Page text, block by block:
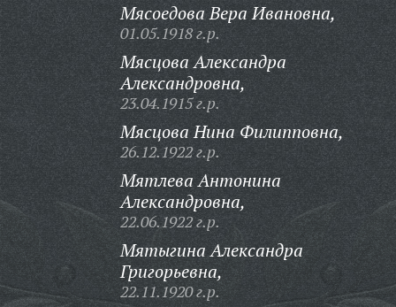
Мясоедова Вера Ивановна,
01.05.1918 г.р.
Мясцова Александра
Александровна,
23.04.1915 г.р.
Мясцова Нина Филипповна,
26.12.1922 г.р.
Мятлева Антонина
Александровна,
22.06.1922 г.р.
Мятыгина Александра
Григорьевна,
22.11.1920 г.р.